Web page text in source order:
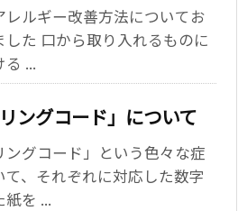
レルギー改善方法についてお
した 口から取り入れるものに
る ...
リングコード」について
ングコード」という色々な症
て、それぞれに対応した数字
紙を ...